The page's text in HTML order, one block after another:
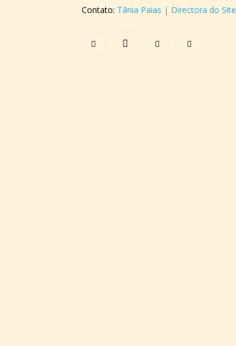
Contato: Tânia Paias | Directora do Site